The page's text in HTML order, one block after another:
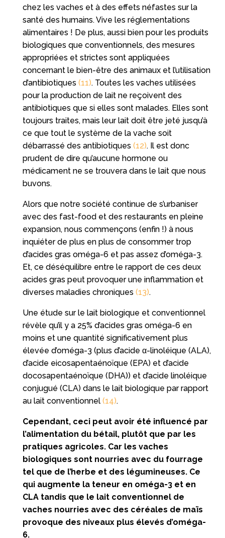
chez les vaches et à des effets néfastes sur la
santé des humains. Vive les réglementations
alimentaires ! De plus, aussi bien pour les produits
biologiques que conventionnels, des mesures
appropriées et strictes sont appliquées
concernant le bien-être des animaux et l’utilisation
d’antibiotiques (11). Toutes les vaches utilisées
pour la production de lait ne reçoivent des
antibiotiques que si elles sont malades. Elles sont
toujours traites, mais leur lait doit être jeté jusqu’à
ce que tout le système de la vache soit
débarrassé des antibiotiques (12). Il est donc
prudent de dire qu’aucune hormone ou
médicament ne se trouvera dans le lait que nous
buvons.
Alors que notre société continue de s’urbaniser
avec des fast-food et des restaurants en pleine
expansion, nous commençons (enfin !) à nous
inquiéter de plus en plus de consommer trop
d’acides gras oméga-6 et pas assez d’oméga-3.
Et, ce déséquilibre entre le rapport de ces deux
acides gras peut provoquer une inflammation et
diverses maladies chroniques (13).
Une étude sur le lait biologique et conventionnel
révèle qu’il y a 25% d’acides gras oméga-6 en
moins et une quantité significativement plus
élevée d’oméga-3 (plus d’acide α-linoléique (ALA),
d’acide eicosapentaénoïque (EPA) et d’acide
docosapentaénoïque (DHA)) et d’acide linoléique
conjugué (CLA) dans le lait biologique par rapport
au lait conventionnel (14).
Cependant, ceci peut avoir été influencé par
l’alimentation du bétail, plutôt que par les
pratiques agricoles. Car les vaches
biologiques sont nourries avec du fourrage
tel que de l’herbe et des légumineuses. Ce
qui augmente la teneur en oméga-3 et en
CLA tandis que le lait conventionnel de
vaches nourries avec des céréales de maïs
provoque des niveaux plus élevés d’oméga-
6.